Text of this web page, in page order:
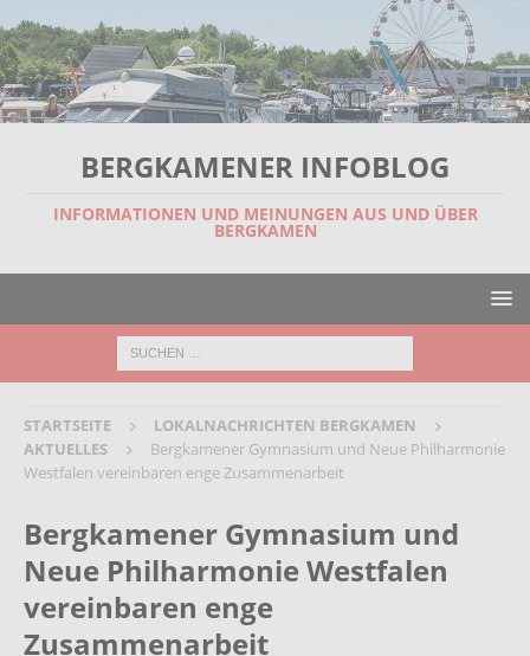
BERGKAMENER INFOBLOG
INFORMATIONEN UND MEINUNGEN AUS UND ÜBER
BERGKAMEN
STARTSEITE
LOKALNACHRICHTEN BERGKAMEN
AKTUELLES
Bergkamener Gymnasium und Neue Philharmonie
Westfalen vereinbaren enge Zusammenarbeit
Bergkamener Gymnasium und
Neue Philharmonie Westfalen
vereinbaren enge
Zusammenarbeit